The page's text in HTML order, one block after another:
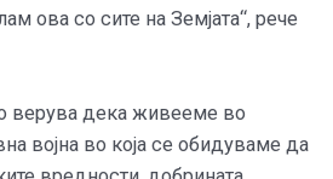
ова со сите на Земјата“, рече
верува дека живееме во
војна во која се обидуваме да